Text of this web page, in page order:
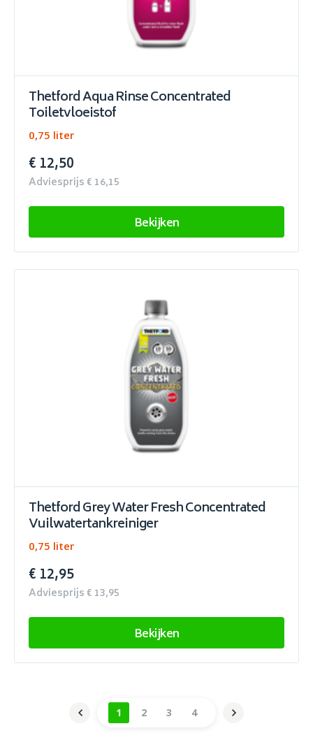
Thetford Aqua Rinse Concentrated
Toiletvloeistof
0,75 liter
€ 12,50
Adviesprijs € 16,15
Bekijken
Thetford Grey Water Fresh Concentrated
Vuilwatertankreiniger
0,75 liter
€ 12,95
Adviesprijs € 13,95
Bekijken
1 2 3 4